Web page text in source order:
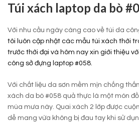
Túi xách laptop da bò
Với nhu cầu ngày càng cao về túi da
tôi luôn cập nhật các mẫu túi xách thời
trước thời đại và hôm nay xin giới thiệu
công sở đựng laptop #058.
Với chất liệu da sơn mềm mịn chống
xách da bò #058 quả thực là một món
mùa mưa này. Quai xách 2 lớp được
dễ mang vừa không bị đau tay khi sử